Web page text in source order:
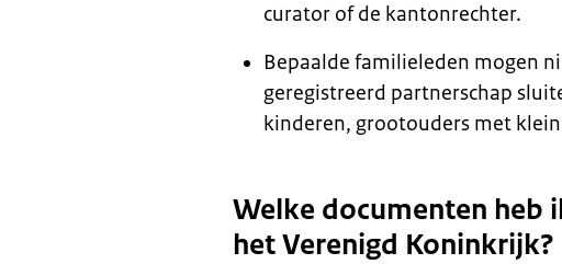
curator of de kantonrechter.
Bepaalde familieleden mogen
geregistreerd partnerschap
kinderen, grootouders met
Welke documenten heb
het Verenigd Koninkrijk?